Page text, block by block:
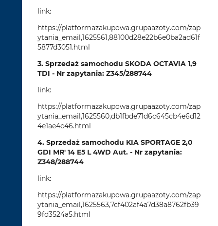
link:
https://platformazakupowa.grupaazoty.com/zap
ytania_email,1625561,88100d28e22b6e0ba2ad61f
5877d3051.html
3. Sprzedaż samochodu SKODA OCTAVIA 1,9
TDI - Nr zapytania: Z345/288744
link:
https://platformazakupowa.grupaazoty.com/zap
ytania_email,1625560,db1fbde71d6c645cb4e6d12
4e1ae4c46.html
4. Sprzedaż samochodu KIA SPORTAGE 2,0
GDI MR' 14 E5 L 4WD Aut. - Nr zapytania:
Z348/288744
link:
https://platformazakupowa.grupaazoty.com/zap
ytania_email,1625563,7cf402af4a7d38a8762fb39
9fd3524a5.html